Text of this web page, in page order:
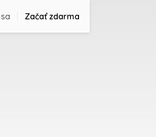
Začať zdarma